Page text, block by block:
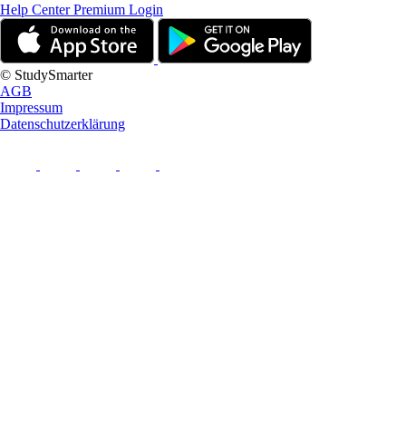
Help CenterPremium Login
© StudySmarter
AGB
Impressum
Datenschutzerklärung